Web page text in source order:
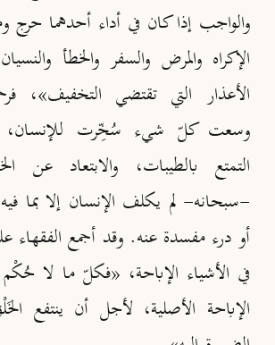
والواجب إذا كان في أداء أحدهما حرج
الإكراه والمرض والسفر والخطأ
الأعذار التي تقتضي التخفيف»،
وسعت كلّ شيء سُخِّرت للإنسان،
التمتع بالطيبات، والابتعاد عن
-سبحانه- لم يكلف الإنسان إلا بما
أو درء مفسدة عنه. وقد أجمع الفقهاء
في الأشياء الإباحة، «فكلّ ما لا
الإباحة الأصلية، لأجل أن ينتفع